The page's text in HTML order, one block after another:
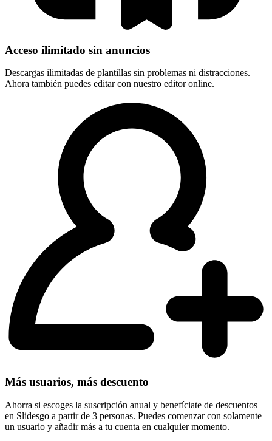
Acceso ilimitado sin anuncios
Descargas ilimitadas de plantillas sin problemas ni distracciones.
Ahora también puedes editar con nuestro editor online.
Más usuarios, más descuento
Ahorra si escoges la suscripción anual y benefíciate de descuentos
en Slidesgo a partir de 3 personas. Puedes comenzar con solamente
un usuario y añadir más a tu cuenta en cualquier momento.